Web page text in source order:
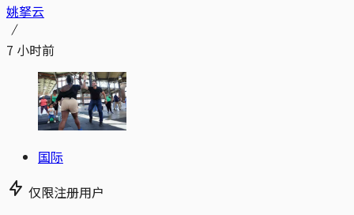
姚拏云
7 小时前
国际
仅限注册用户